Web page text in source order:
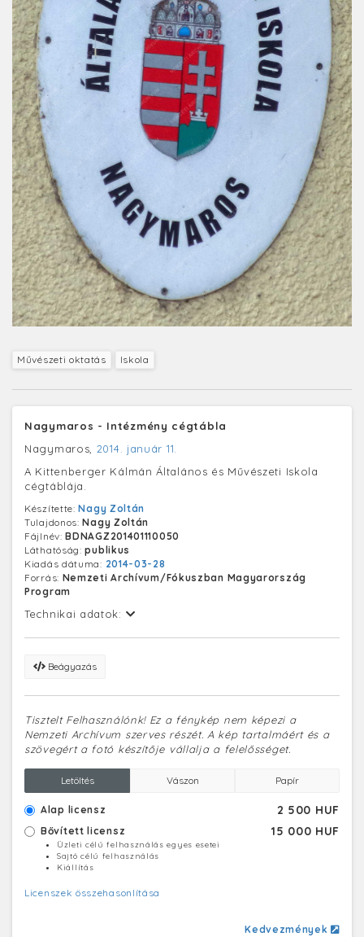
Művészeti oktatás Iskola
Nagymaros - Intézmény cégtábla
Nagymaros, 2014. január 11.
A Kittenberger Kálmán Általános és Művészeti Iskola
cégtáblája.
Készítette:Nagy Zoltán
Tulajdonos:Nagy Zoltán
Fájlnév:BDNAGZ201401110050
Láthatóság:publikus
Kiadás dátuma: 2014-03-28
Forrás: Nemzeti Archívum/Fókuszban Magyarország
Program
Technikai adatok:
Beágyazás
Tisztelt Felhasználónk! Ez a fénykép nem képezi a
Nemzeti Archívum szerves részét. A kép tartalmáért és a
szövegért a fotó készítője vállalja a felelősséget.
Letöltés Vászon Papír
Alap licensz 2 500 HUF
Bővített licensz 15 000 HUF
Üzleti célú felhasználás egyes esetei
Sajtó célú felhasználás
Kiállítás
Licenszek összehasonlítása
Kedvezmények